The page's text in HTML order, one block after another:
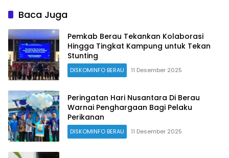
Baca Juga
Pemkab Berau Tekankan Kolaborasi
Hingga Tingkat Kampung untuk Tekan
Stunting
DISKOMINFO BERAU 11 Desember 2025
Peringatan Hari Nusantara Di Berau
Warnai Penghargaan Bagi Pelaku
Perikanan
DISKOMINFO BERAU 11 Desember 2025